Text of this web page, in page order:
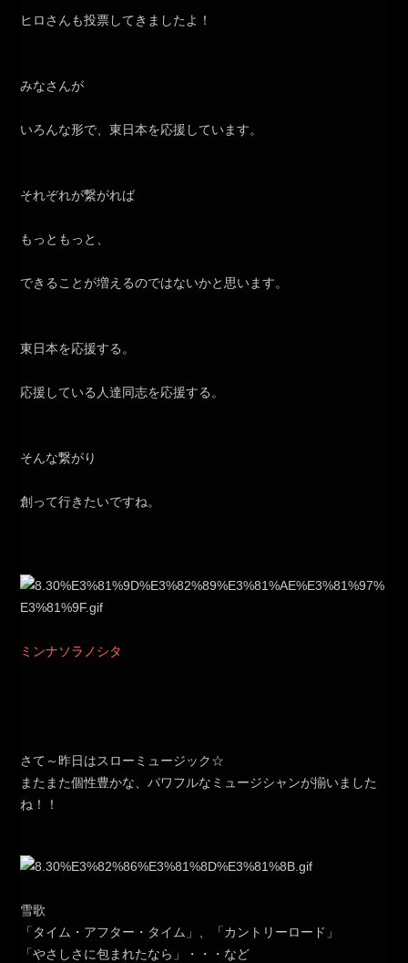
ヒロさんも投票してきましたよ！
みなさんが
いろんな形で、東日本を応援しています。
それぞれが繋がれば
もっともっと、
できることが増えるのではないかと思います。
東日本を応援する。
応援している人達同志を応援する。
そんな繋がり
創って行きたいですね。
ミンナソラノシタ
さて～昨日はスローミュージック☆
またまた個性豊かな、パワフルなミュージシャンが揃いました
ね！！
雪歌
「タイム・アフター・タイム」、「カントリーロード」
「やさしさに包まれたなら」・・・など